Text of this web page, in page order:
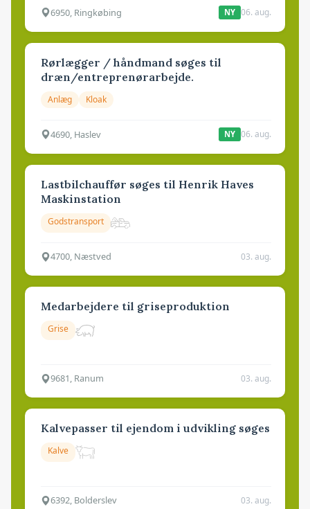
6950, Ringkøbing NY 06. aug.
Rørlægger / håndmand søges til
dræn/entreprenørarbejde.
Anlæg Kloak
4690, Haslev NY 06. aug.
Lastbilchauffør søges til Henrik Haves
Maskinstation
Godstransport
4700, Næstved 03. aug.
Medarbejdere til griseproduktion
Grise
9681, Ranum 03. aug.
Kalvepasser til ejendom i udvikling søges
Kalve
6392, Bolderslev 03. aug.